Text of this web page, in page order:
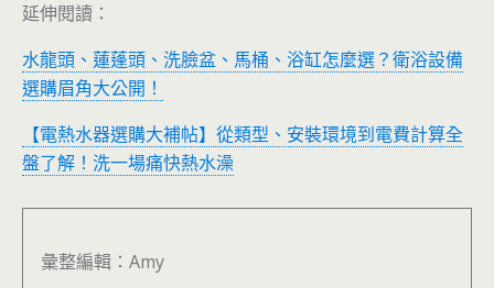
延伸閱讀：
水龍頭、蓮蓬頭、洗臉盆、馬桶、浴缸怎麼選？衛浴設備
選購眉角大公開！
【電熱水器選購大補帖】從類型、安裝環境到電費計算全
盤了解！洗一場痛快熱水澡
彙整編輯：Amy